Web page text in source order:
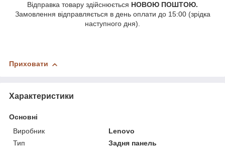
Відправка товару здійснюється НОВОЮ ПОШТОЮ.
Замовлення відправляється в день оплати до 15:00 (зрідка
наступного дня).
Приховати
Характеристики
Основні
Виробник
Lenovo
Тип
Задня панель